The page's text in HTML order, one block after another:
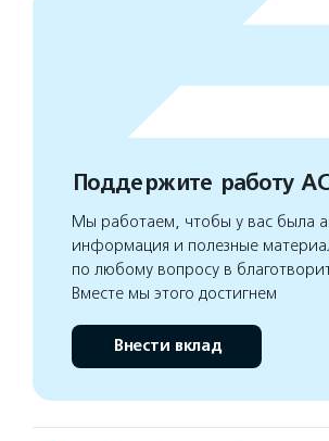
Поддержите работу
Мы работаем, чтобы у вас была
информация и полезные
по любому вопросу в
Вместе мы этого достигнем
Внести вклад